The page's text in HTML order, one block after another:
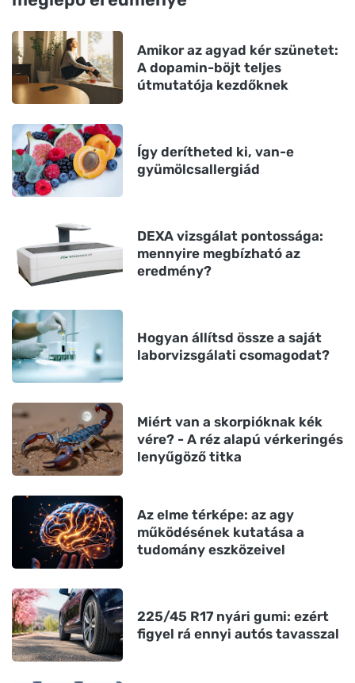
Amikor az agyad kér szünetet:
A dopamin-böjt teljes
útmutatója kezdőknek
Így derítheted ki, van-e
gyümölcsallergiád
DEXA vizsgálat pontossága:
mennyire megbízható az
eredmény?
Hogyan állítsd össze a saját
laborvizsgálati csomagodat?
Miért van a skorpióknak kék
vére? - A réz alapú vérkeringés
lenyűgöző titka
Az elme térképe: az agy
működésének kutatása a
tudomány eszközeivel
225/45 R17 nyári gumi: ezért
figyel rá ennyi autós tavasszal